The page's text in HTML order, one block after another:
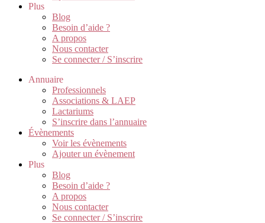
Plus
Blog
Besoin d’aide ?
A propos
Nous contacter
Se connecter / S’inscrire
Annuaire
Professionnels
Associations & LAEP
Lactariums
S’inscrire dans l’annuaire
Évènements
Voir les évènements
Ajouter un évènement
Plus
Blog
Besoin d’aide ?
A propos
Nous contacter
Se connecter / S’inscrire